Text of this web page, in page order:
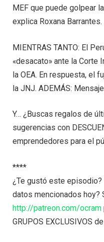
MEF que puede golpear
explica Roxana Barrantes.
MIENTRAS TANTO: El
«desacato» ante la Corte
la OEA. En respuesta, el
la JNJ. ADEMÁS:
Y… ¿Buscas regalos de
sugerencias con
emprendedores para el
****
¿Te gustó este
datos mencionados hoy?
http://patreon.com/ocram
GRUPOS EXCLUSIVOS